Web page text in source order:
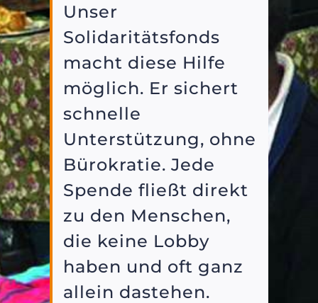
Unser
Solidaritätsfonds
macht diese Hilfe
möglich. Er sichert
schnelle
Unterstützung, ohne
Bürokratie. Jede
Spende fließt direkt
zu den Menschen,
die keine Lobby
haben und oft ganz
allein dastehen.